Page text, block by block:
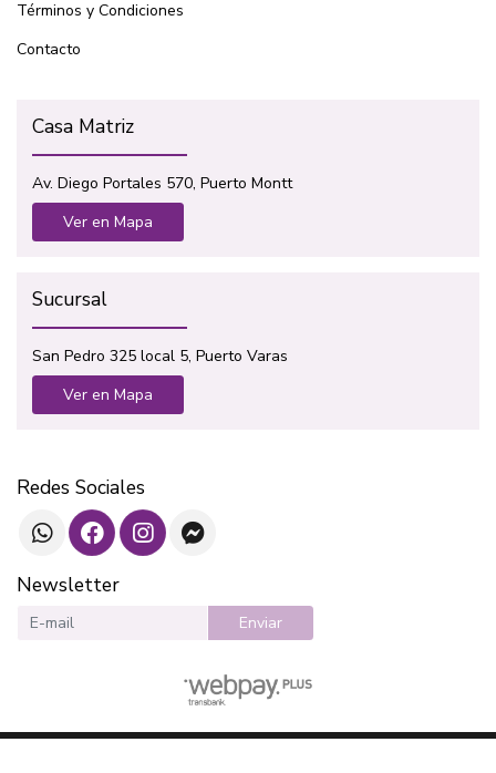
Términos y Condiciones
Contacto
Casa Matriz
Av. Diego Portales 570, Puerto Montt
Ver en Mapa
Sucursal
San Pedro 325 local 5, Puerto Varas
Ver en Mapa
Redes Sociales
Newsletter
Enviar